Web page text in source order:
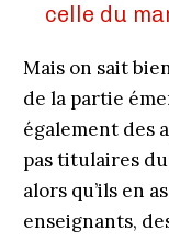
celle du
Mais on sait
de la partie
également des
pas titulaires
alors qu’ils en
enseignants,